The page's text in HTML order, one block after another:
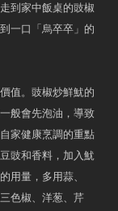
到家中飯桌的豉椒
一口「烏卒卒」的
值。豉椒炒鮮魷的
般會先泡油，導致
家健康烹調的重點
豉和香料，加入魷
用量，多用蒜、
色椒、洋葱、芹